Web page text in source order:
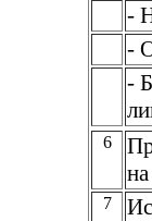
-
-
-
6
7